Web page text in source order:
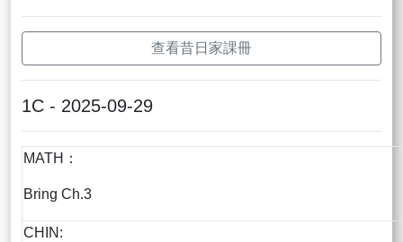
查看昔日家課冊
1C - 2025-09-29
MATH：
Bring Ch.3
CHIN: